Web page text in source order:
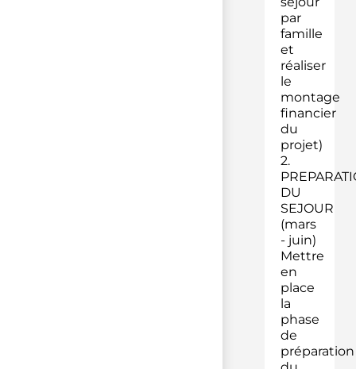
par
famille
et
réaliser
le
montage
financier
du
projet)
2.
DU
SEJOUR
(mars
- juin)
Mettre
en
place
la
phase
de
préparation